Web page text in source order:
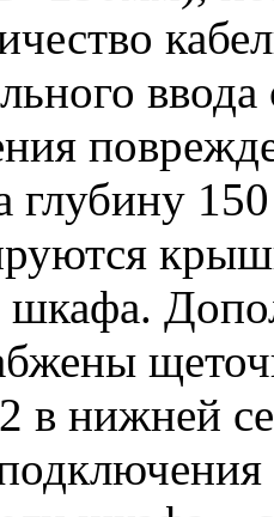
глубину
в нижней